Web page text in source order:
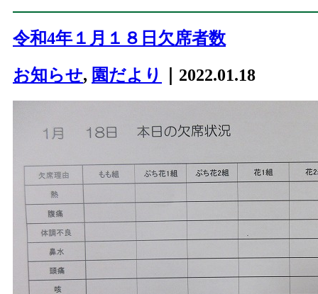
令和4年１月１８日欠席者数
お知らせ, 園だより ｜2022.01.18